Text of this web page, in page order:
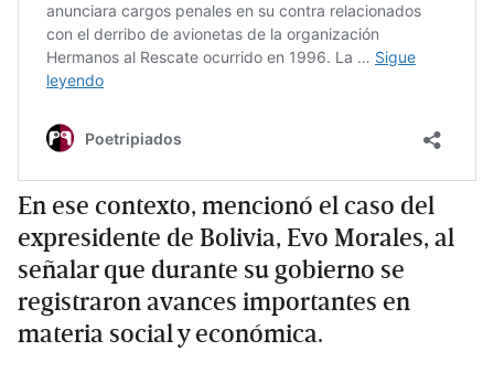
En ese contexto, mencionó el caso del
expresidente de Bolivia, Evo Morales, al
señalar que durante su gobierno se
registraron avances importantes en
materia social y económica.